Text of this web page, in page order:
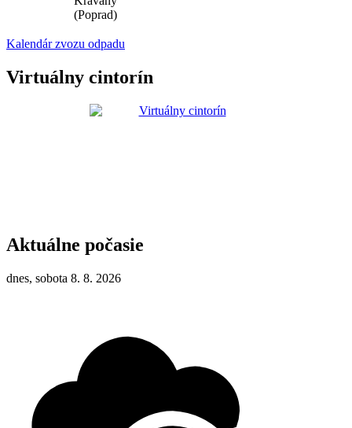
(Poprad)
Kalendár zvozu odpadu
Virtuálny cintorín
Aktuálne počasie
dnes, sobota 8. 8. 2026